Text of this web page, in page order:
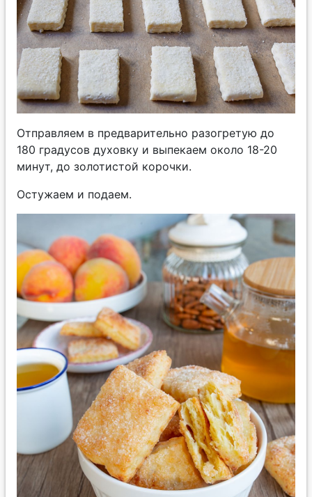
Отправляем в предварительно разогретую до
180 градусов духовку и выпекаем около 18-20
минут, до золотистой корочки.
Остужаем и подаем.